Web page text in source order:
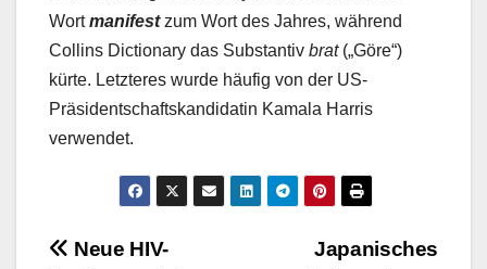
Wortmanifest zum Wort des Jahres, während
Collins Dictionary das Substantiv brat(„Göre“)
kürte. Letzteres wurde häufig von der US-
Präsidentschaftskandidatin Kamala Harris
verwendet.
BeitragsnavigationJapanisches
Neue HIV-